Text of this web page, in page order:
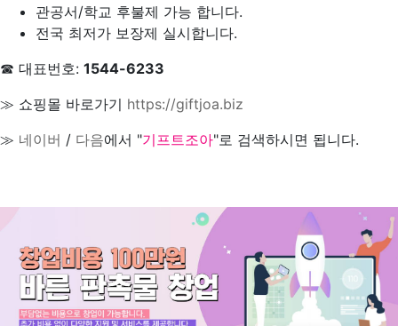
관공서/학교 후불제 가능 합니다.
전국 최저가 보장제 실시합니다.
☎ 대표번호: 1544-6233
≫ 쇼핑몰 바로가기 https://giftjoa.biz
≫ 네이버 / 다음에서 "기프트조아"로 검색하시면 됩니다.